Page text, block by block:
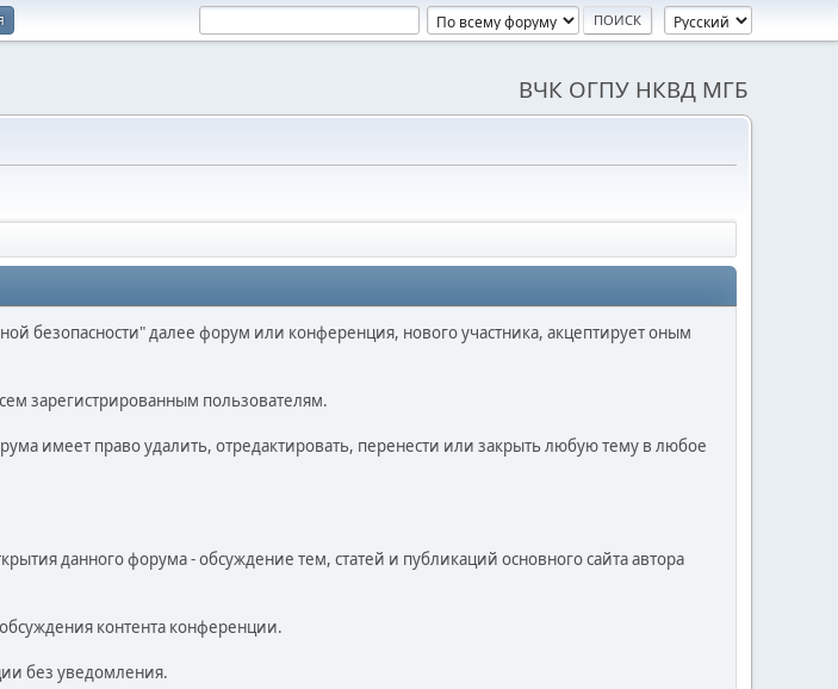
ВЧК ОГПУ НКВД МГБ
безопасности" далее форум или конференция, нового участника, акцептирует оным
зарегистрированным пользователям.
имеет право удалить, отредактировать, перенести или закрыть любую тему в любое
данного форума - обсуждение тем, статей и публикаций основного сайта автора
контента конференции.
без уведомления.